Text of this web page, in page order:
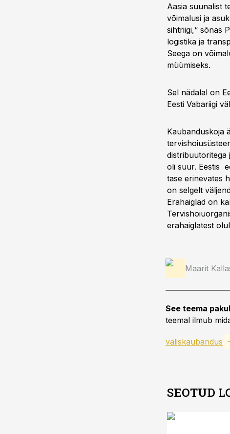
Aasia suunalist
võimalusi ja
sihtriigi,“ sõnas
logistika ja
Seega on
müümiseks.
Sel nädalal on
Eesti Vabariigi
Kaubanduskoja
distribuutoritega
oli suur. Eestis
tase erinevates
on selgelt
Erahaiglad on
erahaiglatest
Maarit
See teema
teemal ilmub
väliskaubandus
SEOTUD